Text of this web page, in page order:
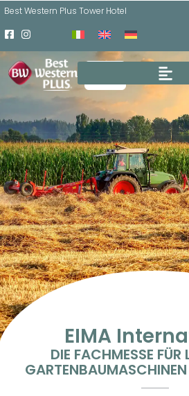
Best Western Plus Tower Hotel
EIMA
DIE FACHMESSE